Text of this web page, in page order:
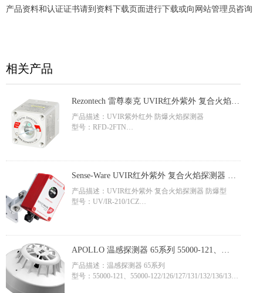
产品资料和认证证书请到资料下载页面进行下载或向网站管理员咨询
相关产品
Rezontech 雷尊泰克 UVIR红外紫外 复合火焰探
测器 防爆型 RFD-2FTN
产品描述：UVIR紫外红外 防爆火焰探测器
型号：RFD-2FTN
应用领域：半导体、锂电储能、石油化工、生物制药、
汽车轨道交通
Sense-Ware UVIR红外紫外 复合火焰探测器 防
爆型 UV/IR-210/1CZ FM认证、CE认证
产品描述：UVIR红外紫外 复合火焰探测器 防爆型
型号：UV/IR-210/1CZ
品牌：Sense-Ware
认证：FM、CE、ATEX、IECEx
应用领域：半导体（机台+厂务）、集成电路、氢能、
加氢站、石油化工、数据中心、汽车轨道交通
APOLLO 温感探测器 65系列 55000-121、
55000-122/126/127/131/132/136/137，CE认证
产品描述：温感探测器 65系列
型号：55000-121、55000-122/126/127/131/132/136/137